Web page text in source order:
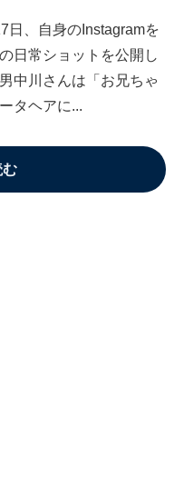
日、自身のInstagramを
日常ショットを公開し
中川さんは「お兄ちゃ
タヘアに...
む